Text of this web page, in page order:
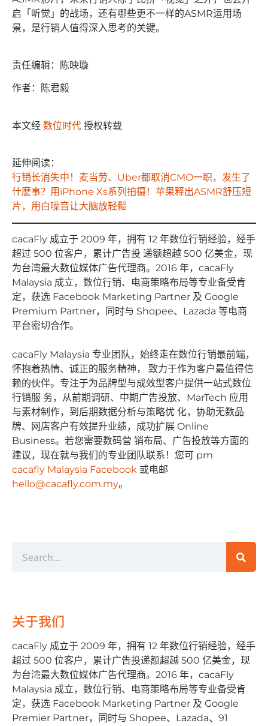
启「听觉」的战场，还有哪些更不一样的ASMR运用场
景，是行销人值得深入思考的关键。
责任编辑：陈映璇
作者：陈君毅
本文经 数位时代 授权转载
延伸阅读：
行销长消失中！麦当劳、Uber都取消CMO一职，发生了
什麽事？ 用iPhone Xs系列拍摄！苹果释出ASMR舒压短
片，用白噪音让大脑放轻鬆
cacaFly 成⽴于 2009 年，拥有 12 年数位⾏销经验，经⼿
超过 500 位客户，累计⼴告投 递额超越 500 亿美⾦，现
为台湾最⼤数位媒体⼴告代理商。2016 年，cacaFly
Malaysia 成⽴，数位⾏销、电商策略布局等专业备受肯
定，获选 Facebook Marketing Partner 及 Google
Premium Partner，同时与 Shopee、Lazada 等电商
平台密切合作。
cacaFly Malaysia 专业团队，始终⾛在数位⾏销最前端，
怀抱着热情、诚正的服务精神， 致⼒于作为客户最值得信
赖的伙伴。专注于为品牌型与成效型客户提供⼀站式数位
⾏销服 务，从前期调研、中期⼴告投放、MarTech 应⽤
与素材制作，到后期数据分析与策略优 化，协助⽆数品
牌、⽹店客户有效提升业绩，成功扩展 Online
Business。若您需要数码营 销布局、⼴告投放等⽅⾯的
建议，现在就与我们的专业团队联系！您可 pm
cacafly Malaysia Facebook 或电邮
hello@cacafly.com.my。
关于我们
cacaFly 成⽴于 2009 年，拥有 12 年数位⾏销经验，经⼿
超过 500 位客户，累计⼴告投递额超越 500 亿美⾦，现
为台湾最⼤数位媒体⼴告代理商。2016 年，cacaFly
Malaysia 成⽴，数位⾏销、电商策略布局等专业备受肯
定，获选 Facebook Marketing Partner 及 Google
Premier Partner，同时与 Shopee、Lazada、91